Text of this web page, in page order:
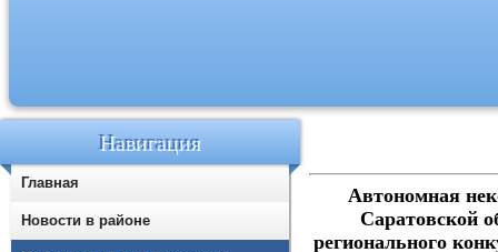
Автономная
Саратовской
регионального
Навигация
Главная
Новости в районе